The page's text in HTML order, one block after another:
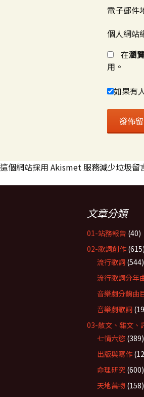
電子郵件
個人網站
在瀏
用。
如果有
這個網站採用 Akismet 服務減少垃圾留
文章分類
01-站務報告 (40)
02-歌詞創作 (615)
流行歌詞 (544)
流行歌詞分年
音樂劇分齣曲
音樂劇歌詞
03-散文、雜文、
七情六慾 (389)
出版與寫作
命理研究 (600)
天地萬物 (158)